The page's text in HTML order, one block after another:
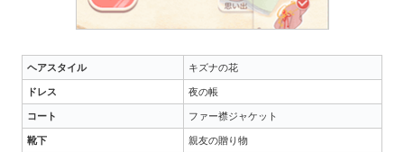
ヘアスタイル キズナの花
ドレス 夜の帳
コート ファー襟ジャケット
靴下 親友の贈り物